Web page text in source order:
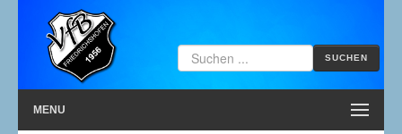
SUCHEN
MENU